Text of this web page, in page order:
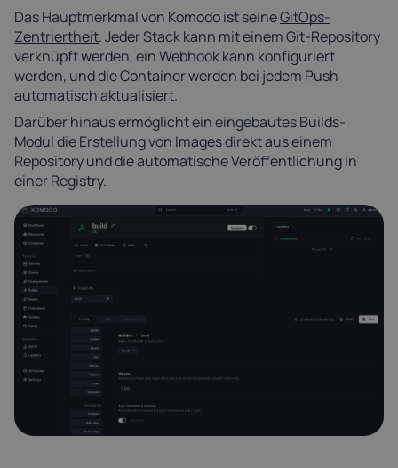
Das Hauptmerkmal von Komodo ist seineGitOps-
Zentriertheit. Jeder Stack kann mit einem Git-Repository
verknüpft werden, ein Webhook kann konfiguriert
werden, und die Container werden bei jedem Push
automatisch aktualisiert.
Darüber hinaus ermöglicht ein eingebautes Builds-
Modul die Erstellung von Images direkt aus einem
Repository und die automatische Veröffentlichung in
einer Registry.